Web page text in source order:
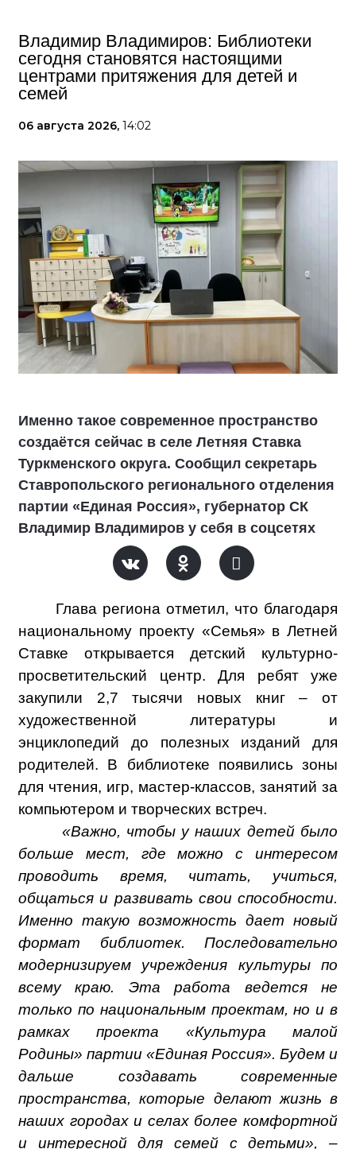
Владимир Владимиров: Библиотеки
сегодня становятся настоящими
центрами притяжения для детей и
семей
06 августа 2026, 14:02
Именно такое современное пространство
создаётся сейчас в селе Летняя Ставка
Туркменского округа. Сообщил секретарь
Ставропольского регионального отделения
партии «Единая Россия», губернатор СК
Владимир Владимиров у себя в соцсетях
Глава региона отметил, что благодаря
национальному проекту «Семья» в Летней
Ставке открывается детский культурно-
просветительский центр. Для ребят уже
закупили 2,7 тысячи новых книг – от
художественной литературы и
энциклопедий до полезных изданий для
родителей. В библиотеке появились зоны
для чтения, игр, мастер-классов, занятий за
компьютером и творческих встреч.
«Важно, чтобы у наших детей было
больше мест, где можно с интересом
проводить время, читать, учиться,
общаться и развивать свои способности.
Именно такую возможность дает новый
формат библиотек. Последовательно
модернизируем учреждения культуры по
всему краю. Эта работа ведется не
только по национальным проектам, но и в
рамках проекта «Культура малой
Родины» партии «Единая Россия». Будем и
дальше создавать современные
пространства, которые делают жизнь в
наших городах и селах более комфортной
и интересной для семей с детьми», –